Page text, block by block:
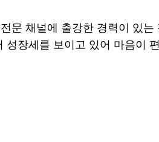
문 채널에 출강한 경력이 있
장세를 보이고 있어 마음이